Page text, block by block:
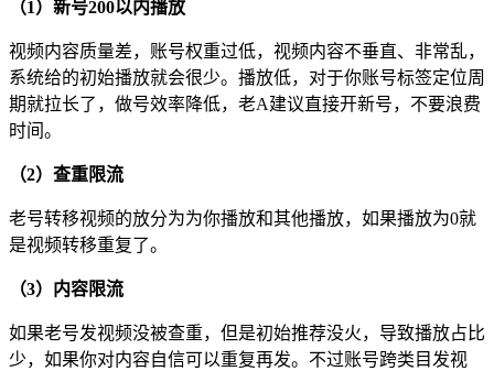
（1）新号200以内播放
视频内容质量差，账号权重过低，视频内容不垂直、非常乱，
系统给的初始播放就会很少。播放低，对于你账号标签定位周
期就拉长了，做号效率降低，老A建议直接开新号，不要浪费
时间。
（2）查重限流
老号转移视频的放分为为你播放和其他播放，如果播放为0就
是视频转移重复了。
（3）内容限流
如果老号发视频没被查重，但是初始推荐没火，导致播放占比
少，如果你对内容自信可以重复再发。不过账号跨类目发视